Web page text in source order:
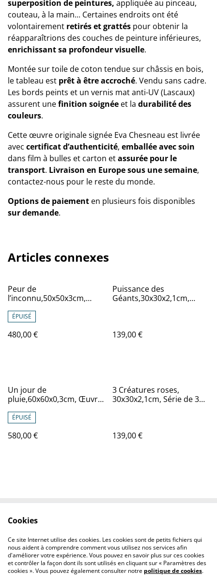
superposition de peintures, appliquée au pinceau,
couteau, à la main... Certaines endroits ont été
volontairement retirés et grattés pour obtenir la
réapparaîtrions des couches de peinture inférieures,
enrichissant sa profondeur visuelle.
Montée sur toile de coton tendue sur châssis en bois,
le tableau est prêt à être accroché. Vendu sans cadre.
Les bords peints et un vernis mat anti-UV (Lascaux)
assurent unefinition soignée et la durabilité des
couleurs.
Cette œuvre originale signée Eva Chesneau est livrée
avec certificat d’authenticité, emballée avec soin
dans film à bulles et carton etassurée pour le
transport. Livraison en Europe sous une semaine,
contactez-nous pour le reste du monde.
Options de paiement en plusieurs fois disponibles
sur demande.
Articles connexes
Peur de
l’inconnu,50x50x3cm,
Chesneau, sur bois, bords
peints, prêt à être
accroché, sans cadre
ÉPUISÉ
480,00 €
Puissance des
Géants,30x30x2,1cm,
être accroché, sans cadre
139,00 €
Un jour de
pluie,60x60x0,3cm, Œuvre
Chesneau, sur bois, avec
cadre de qualité en
aluminium noir
ÉPUISÉ
580,00 €
3 Créatures roses,
30x30x2,1cm, Série de 3
accroché, sans cadre
139,00 €
Politique de cookies
Politique de
confidentialité
Cookies
Ce site Internet utilise des cookies. Les cookies sont de petits fichiers qui
nous aident à comprendre comment vous utilisez nos services afin
d'améliorer votre expérience. Vous pouvez en savoir plus sur ces cookies
et contrôler la façon dont ils sont utilisés en cliquant sur « Paramètres des
cookies ». Vous pouvez également consulter notre politique de cookies.